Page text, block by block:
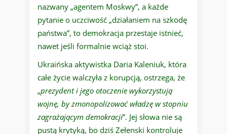
nazwany „agentem Moskwy”, a każde
pytanie o uczciwość „działaniem na szkodę
państwa”, to demokracja przestaje istnieć,
nawet jeśli formalnie wciąż stoi.
Ukraińska aktywistka Daria Kaleniuk, która
całe życie walczyła z korupcją, ostrzega, że
„prezydent i jego otoczenie wykorzystują
wojnę, by zmonopolizować władzę w stopniu
zagrażającym demokracji”. Jej słowa nie są
pustą krytyką, bo dziś Zełenski kontroluje